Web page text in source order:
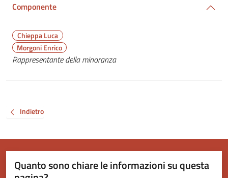
Componente
Chieppa Luca
Morgoni Enrico
Rappresentante della minoranza
Indietro
Quanto sono chiare le informazioni su questa